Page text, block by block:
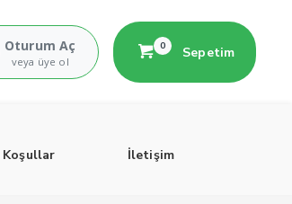
Oturum Aç
veya üye ol
0 Sepetim
İletişim